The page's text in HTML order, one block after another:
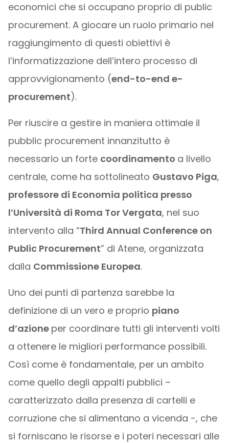
economici che si occupano proprio di public
procurement. A giocare un ruolo primario nel
raggiungimento di questi obiettivi è
l’informatizzazione dell’intero processo di
approvvigionamento (end-to-end e-
procurement).
Per riuscire a gestire in maniera ottimale il
pubblic procurement innanzitutto è
necessario un forte coordinamento a livello
centrale, come ha sottolineato Gustavo Piga,
professore di Economia politica presso
l’Università di Roma Tor Vergata, nel suo
intervento alla “Third Annual Conference on
Public Procurement” di Atene, organizzata
dalla Commissione Europea.
Uno dei punti di partenza sarebbe la
definizione di un vero e proprio piano
d’azione per coordinare tutti gli interventi volti
a ottenere le migliori performance possibili.
Così come è fondamentale, per un ambito
come quello degli appalti pubblici –
caratterizzato dalla presenza di cartelli e
corruzione che si alimentano a vicenda -, che
si forniscano le risorse e i poteri necessari alle